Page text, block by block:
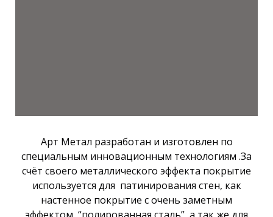
Арт Метал разработан и изготовлен по
специальным инновационным технологиям .За
счёт своего металлического эффекта покрытие
используется для патинирования стен, как
настенное покрытие с очень заметным